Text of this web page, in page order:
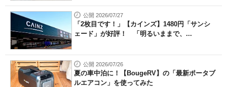
公開 2026/07/27
「2枚目です！」【カインズ】1480円「サンシ
ェード」が好評！ 「明るいままで、...
公開 2026/07/26
夏の車中泊に！【BougeRV】の「最新ポータブ
ルエアコン」を使ってみた